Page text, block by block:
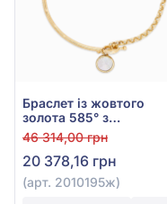
Браслет із жовтого
золота 585° з
Перламутром, арт.
2010195ж
46 314,00 грн
20 378,16 грн
(арт. 2010195ж)